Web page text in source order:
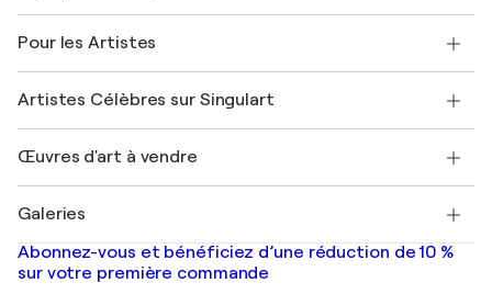
Offrir une carte cadeau
Rejoignez notre programme commercial
Mon compte
+33 1 76 44 06 42
FAQ
Magazine Singulart
Emplois
Découvrez une sélection d'art original
Pour les Artistes
Se connecter en tant qu'Artiste
Artistes Célèbres sur Singulart
Marc Chagall
Banksy
Mr. Brainwash
Shepard Fairey
Œuvres d'art à vendre
Tableaux abstraits à vendre
Peintures de paysage
Estampes
Galeries
Galeries d'art en France
Galeries d'art en Belgique
Abonnez-vous et bénéficiez d’une réduction de 10 %
sur votre première commande